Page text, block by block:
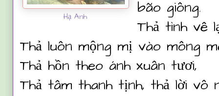
Hạ Anh
bão giông.
Thả tình vê
Thả luôn mộng mị vào mông
Thả hồn theo ánh xuân tươi,
Thả tâm thanh tịnh, thả lời vô